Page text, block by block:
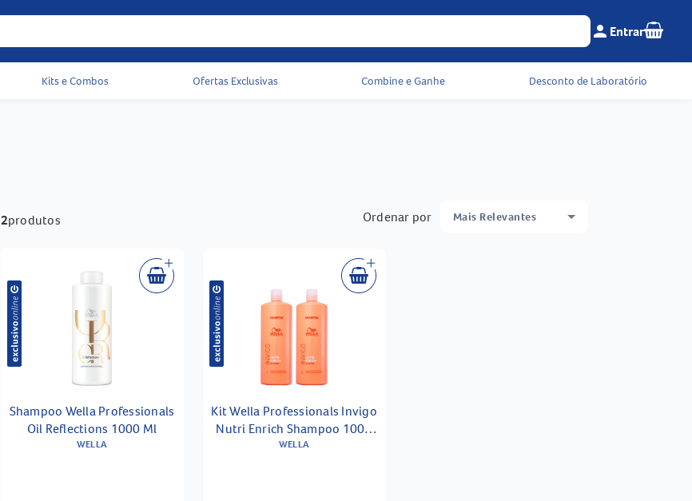
Menu do cliente e
person Entrar Seu
Acessos rápidos do cabeçalho
Kits e Combos Ofertas Exclusivas Combine e Ganhe Desconto de Laboratório
2produtos Ordenar por Mais Relevantes
Shampoo Wella Professionals
Oil Reflections 1000 Ml
WELLA
Kit Wella Professionals Invigo
Nutri Enrich Shampoo 1000
Ml 2 Unidades
WELLA